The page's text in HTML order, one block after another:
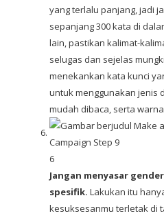
yang terlalu panjang, jadi
sepanjang 300 kata di
lain, pastikan kalimat-
selugas dan sejelas
menekankan kata kunci
untuk menggunakan jenis
mudah dibaca, serta
6
Jangan menyasar
spesifik. Lakukan itu
kesuksesanmu terletak di